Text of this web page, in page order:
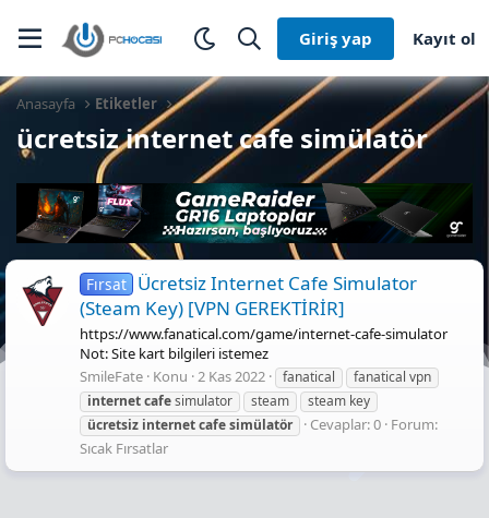
Giriş yap Kayıt ol
Anasayfa Etiketler
ücretsiz internet cafe simülatör
Fırsat Ücretsiz Internet Cafe Simulator
(Steam Key) [VPN GEREKTİRİR]
https://www.fanatical.com/game/internet-cafe-simulator
Not: Site kart bilgileri istemez
SmileFate Konu 2 Kas 2022 fanatical
fanatical vpn
internetcafesimulator steam
steam key
ücretsiz internetcafesimülatör Cevaplar: 0 Forum:
Sıcak Fırsatlar